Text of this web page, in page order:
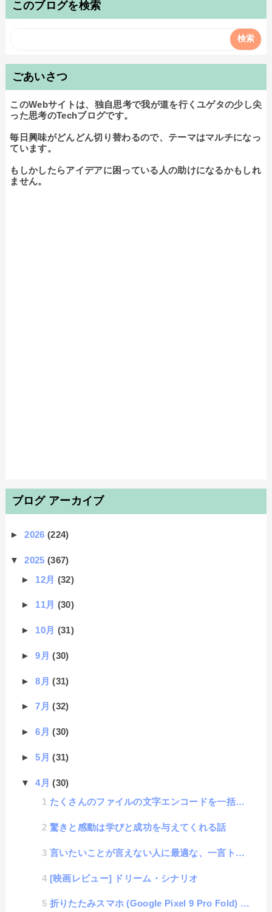
このブログを検索
ごあいさつ
このWebサイトは、独自思考で我が道を行くユゲタの少し尖
った思考のTechブログです。
毎日興味がどんどん切り替わるので、テーマはマルチになっ
ています。
もしかしたらアイデアに困っている人の助けになるかもしれ
ません。
ブログ アーカイブ
►2026(224)
▼2025(367)
► 12月 (32)
► 11月 (30)
► 10月 (31)
►9月(30)
►8月(31)
►7月(32)
►6月(30)
►5月(31)
▼4月(30)
たくさんのファイルの文字エンコードを一括で変更する方法
驚きと感動は学びと成功を与えてくれる話
言いたいことが言えない人に最適な、一言トーク術
[映画レビュー] ドリーム・シナリオ
折りたたみスマホ (Google Pixel 9 Pro Fold) についての話